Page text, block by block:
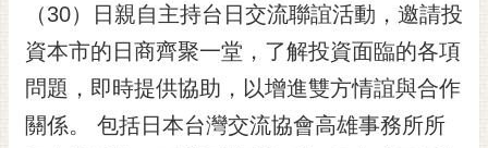
市民互動
黃
偉
哲
（30）日親自主持台日交流聯誼活動，邀請投
資本市的日商齊聚一堂，了解投資面臨的各項
問題，即時提供協助，以增進雙方情誼與合作
關係。 包括日本台灣交流協會高雄事務所所